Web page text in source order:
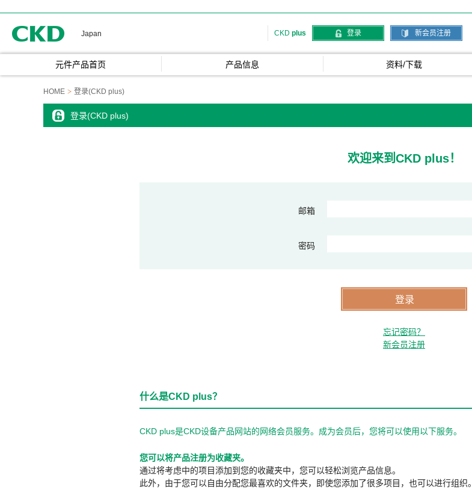
Japan CKD plus 登录 新会员注册
元件产品首页 产品信息 资料/下载
HOME 登录(CKD plus)
登录(CKD plus)
欢迎来到CKD plus！
邮箱
密码
忘记密码？
新会员注册
什么是CKD plus？
CKD plus是CKD设备产品网站的网络会员服务。成为会员后，您将可以使用以下服务。
您可以将产品注册为收藏夹。
通过将考虑中的项目添加到您的收藏夹中，您可以轻松浏览产品信息。
此外，由于您可以自由分配您最喜欢的文件夹，即使您添加了很多项目，也可以进行组织。